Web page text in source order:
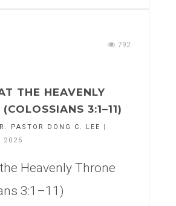
792
THE HEAVENLY
3:1–11)
PASTOR DONG C. LEE
|
2025
Heavenly Throne
3:1–11)